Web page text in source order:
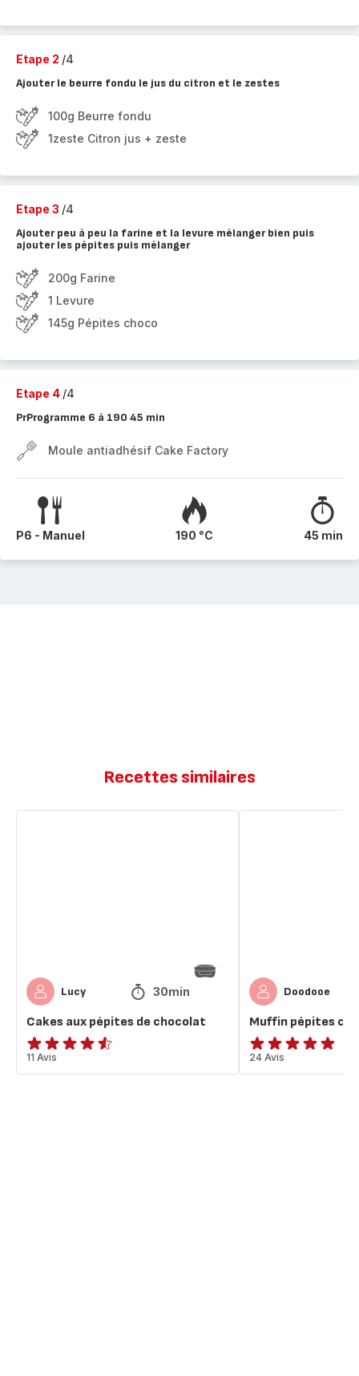
Etape 2 /4
Ajouter le beurre fondu le jus du citron et le zestes
100g Beurre fondu
1zeste Citron jus + zeste
Etape 3 /4
Ajouter peu à peu la farine et la levure mélanger bien puis
ajouter les pépites puis mélanger
200g Farine
1 Levure
145g Pépites choco
Etape 4 /4
PrProgramme 6 à 190 45 min
Moule antiadhésif Cake Factory
P6 - Manuel 190 °C 45 min
Recettes similaires
Lucy 30min
Cakes aux pépites de chocolat
ratings.4.5
11 Avis
Doodooe
Muffin pépites
ratings.4.8
24 Avis